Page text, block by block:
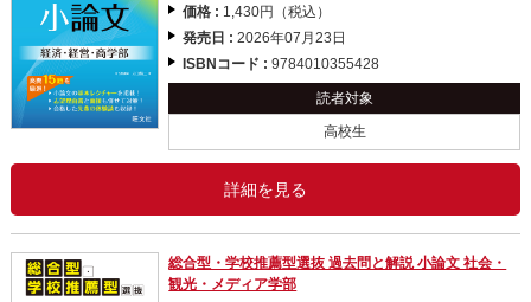
価格 : 1,430円（税込）
発売日 :2026年07月23日
ISBNコード :9784010355428
読者対象
高校生
詳細を見る
総合型・学校推薦型選抜 過去問と解説 小論文 社会・
観光・メディア学部